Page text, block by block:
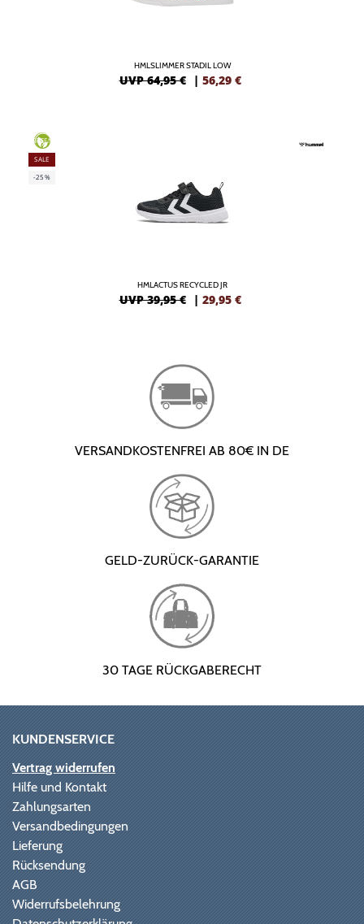
HMLSLIMMER STADIL LOW
UVP 64,95 € | 56,29 €
GREEN
SALE
-25%
HMLACTUS RECYCLED JR
UVP 39,95 € | 29,95 €
VERSANDKOSTENFREI AB 80€ IN DE
GELD-ZURÜCK-GARANTIE
30 TAGE RÜCKGABERECHT
KUNDENSERVICE
Vertrag widerrufen
Hilfe und Kontakt
Zahlungsarten
Versandbedingungen
Lieferung
Rücksendung
AGB
Widerrufsbelehrung